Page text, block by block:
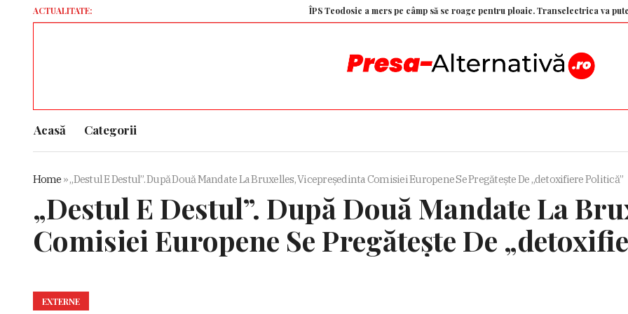
ACTUALITATE: ÎPS Teodosie a mers pe câmp să se roage pentru ploaie. Transelectrica va putea
Acasă Categorii
Home »„Destul E Destul”. După Două Mandate La Bruxelles, Vicepreședinta Comisiei Europene Se Pregătește De „detoxifiere Politică”
„Destul E Destul”. După Două Mandate La
Comisiei Europene Se Pregătește De
EXTERNE